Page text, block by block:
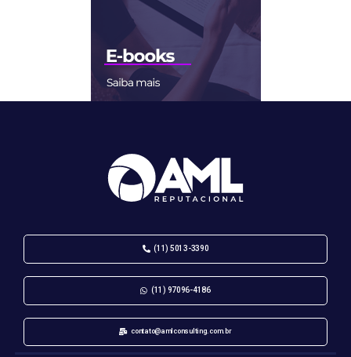
(11) 5013-3390
(11) 97096-4186
contato@amlconsulting.com.br